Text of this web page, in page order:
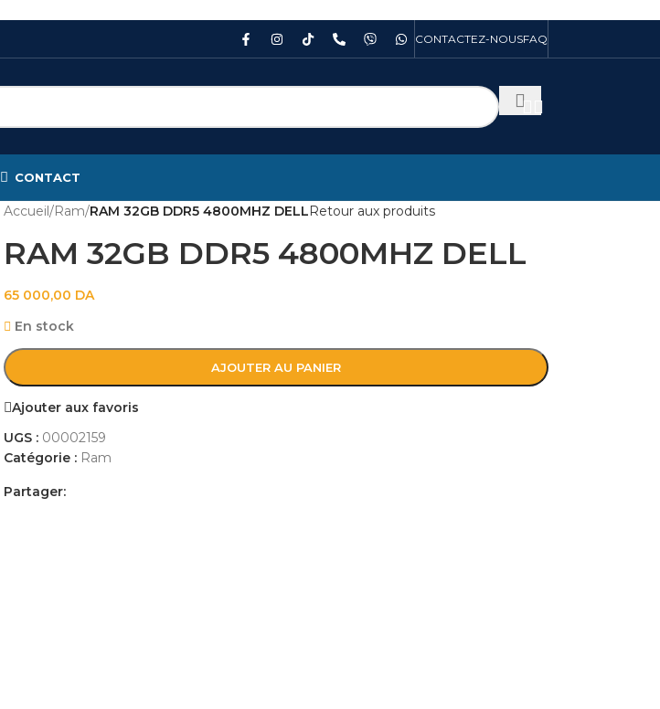
CONTACTEZ-NOUSFAQ
CONTACT
Accueil/Ram/RAM 32GB DDR5 4800MHZ DELLRetour aux produits
RAM 32GB DDR5 4800MHZ DELL
65 000,00 DA
En stock
AJOUTER AU PANIER
Ajouter aux favoris
UGS : 00002159
Catégorie : Ram
Partager: